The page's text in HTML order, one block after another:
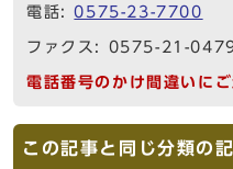
電話:0575-23-7700
ファクス: 0575-21-
電話番号のかけ間違いにご
この記事と同じ分類の